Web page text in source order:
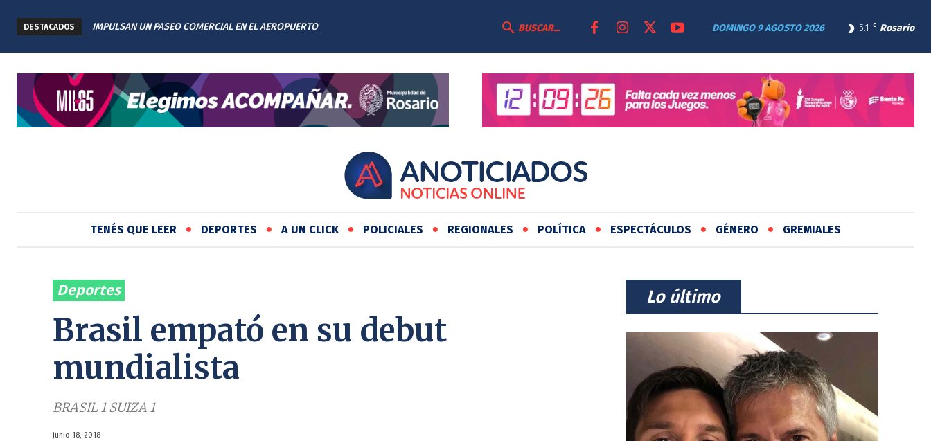
DESTACADOS
IMPULSAN UN PASEO COMERCIAL EN EL AEROPUERTO
5.1 C Rosario
DOMINGO 9 AGOSTO 2026
BUSCAR...
TENÉS QUE LEER DEPORTES A UN CLICK POLICIALES REGIONALES POLÍTICA ESPECTÁCULOS GÉNERO GREMIALES
Deportes
Brasil empató en su debut
mundialista
BRASIL 1 SUIZA 1
junio 18, 2018
⠀Lo último⠀